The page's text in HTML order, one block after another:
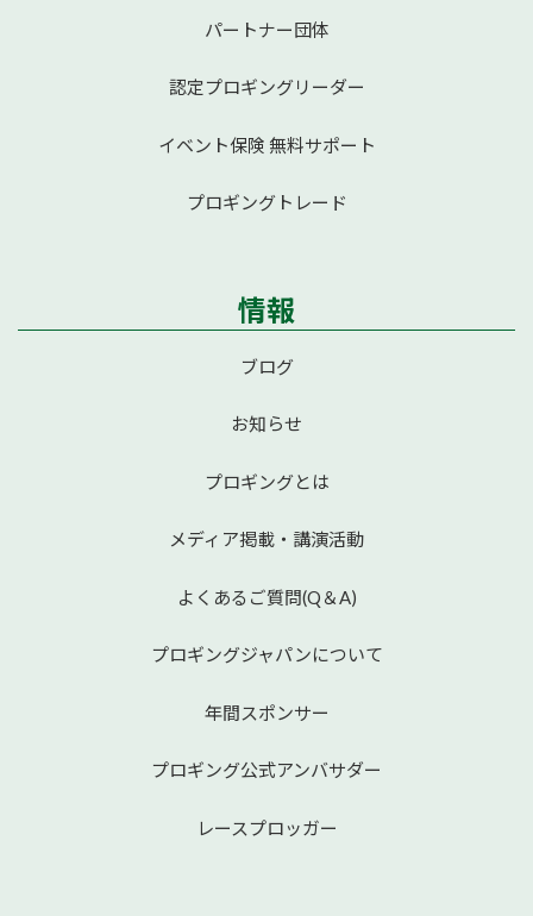
パートナー団体
認定プロギングリーダー
イベント保険 無料サポート
プロギングトレード
情報
ブログ
お知らせ
プロギングとは
メディア掲載・講演活動
よくあるご質問(Q＆A)
プロギングジャパンについて
年間スポンサー
プロギング公式アンバサダー
レースプロッガー